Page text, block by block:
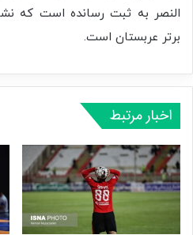
النصر به ثبت رسانده است که
برتر عربستان است.
اخبار مرتبط